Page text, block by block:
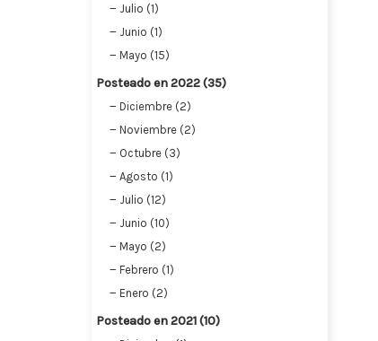
Julio (1)
Junio (1)
Mayo (15)
Posteado en 2022 (35)
Diciembre (2)
Noviembre (2)
Octubre (3)
Agosto (1)
Julio (12)
Junio (10)
Mayo (2)
Febrero (1)
Enero (2)
Posteado en 2021 (10)
COMPLEMENTOS DE
FLORISTERÍA. DISPONIBLE
COLECCIÓN DE NAVIDAD,
ARTÍCULOS DE NAVIDAD,
LUCES DE NAVIDAD,
DECORACIÓN DE
ESCAPARATE NAVIDEÑA
Proveedor artículos de Navidad,
bolas para el árbol, guirnaldas de
Navidad, estrellas de Navidad,
figuras de Navidad,...